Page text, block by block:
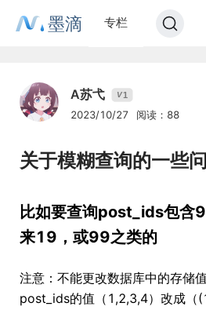
墨滴 专栏
A苏弋 V1
2023/10/27 阅读：88
关于模糊查询的一些
比如要查询post_ids包含
来19，或99之类的
注意：不能更改数据库中的存储
post_ids的值（1,2,3,4）改成（